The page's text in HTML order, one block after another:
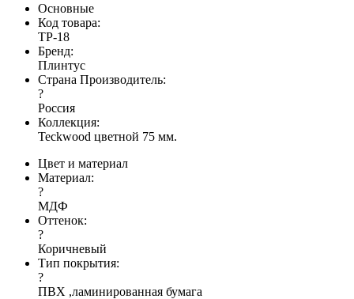
Основные
Код товара:
TP-18
Бренд:
Плинтус
Страна Производитель:
?
Россия
Коллекция:
Teckwood цветной 75 мм.
Цвет и материал
Материал:
?
МДФ
Оттенок:
?
Коричневый
Тип покрытия:
?
ПВХ ,ламинированная бумага